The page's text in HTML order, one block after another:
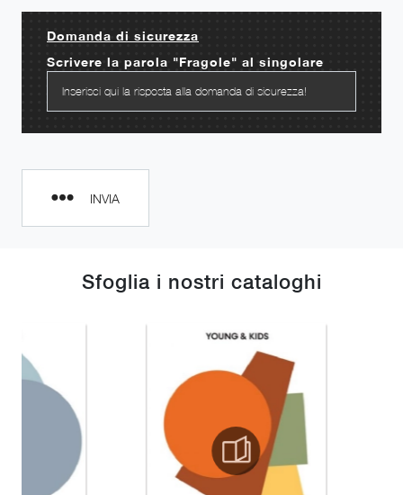
Sfoglia i nostri cataloghi
Domanda di sicurezza
Scrivere la parola "Fragole" al singolare
INVIA